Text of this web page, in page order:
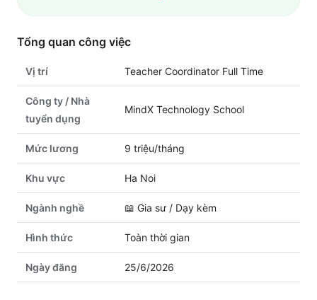
Tổng quan công việc
Vị trí Teacher Coordinator Full Time
Công ty / Nhà
tuyển dụng
MindX Technology School
Mức lương 9 triệu/tháng
Khu vực Ha Noi
Ngành nghề 📖 Gia sư / Dạy kèm
Hình thức Toàn thời gian
Ngày đăng 25/6/2026